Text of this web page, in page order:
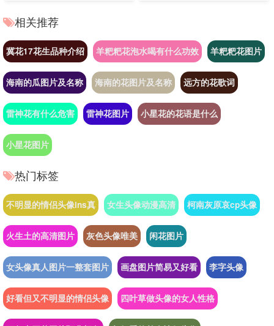
相关推荐
冀花17花生品种介绍 羊粑粑花泡水喝有什么功效 羊粑粑花图片
海南的瓜图片及名称 海南的花图片及名称 远方的花歌词
雷神花有什么危害 雷神花图片 小星花的花语是什么
小星花图片
热门标签
不明显的情侣头像ins真 女生头像动漫高清 柯南灰原哀cp头像
火生土的高清图片 灰色头像唯美 闲花图片
女头像真人图片一整套图片 画盘图片简易又好看 李字头像
好看但又不明显的情侣头像 四叶草做头像的女人性格